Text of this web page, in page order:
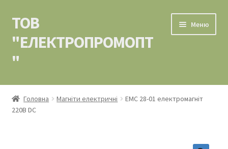
Перейти
до
навігації
Перейти
до
вмісту
ТОВ
"ЕЛЕКТРОПРОМОПТ
"
Меню
Головна
Контакти
Головна Магніти електричні
ЕМС 28-01 електромагніт
220В DC